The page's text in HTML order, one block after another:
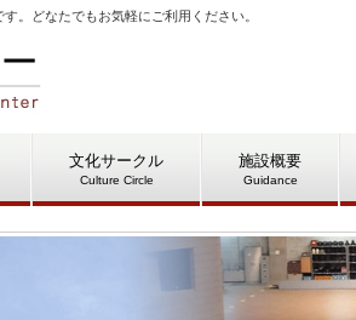
。どなたでもお気軽にご利用ください。
文化サークル
Culture Circle
施設概要
Guidance